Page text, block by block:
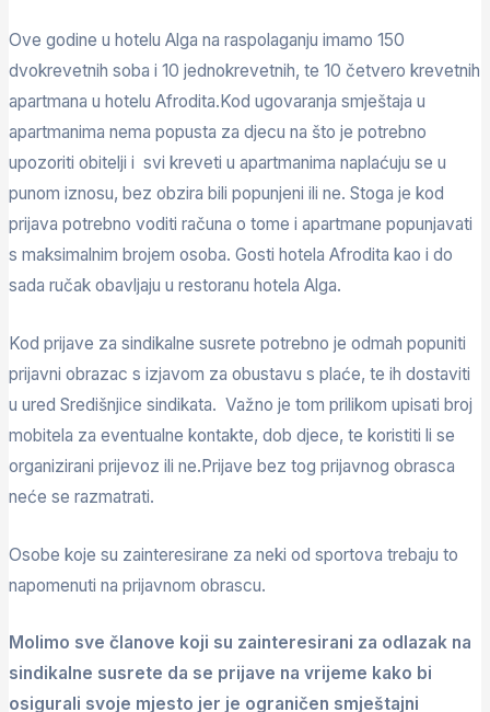
Ove godine u hotelu Alga na raspolaganju imamo 150
dvokrevetnih soba i 10 jednokrevetnih, te 10 četvero krevetnih
apartmana u hotelu Afrodita.Kod ugovaranja smještaja u
apartmanima nema popusta za djecu na što je potrebno
upozoriti obitelji i svi kreveti u apartmanima naplaćuju se u
punom iznosu, bez obzira bili popunjeni ili ne. Stoga je kod
prijava potrebno voditi računa o tome i apartmane popunjavati
s maksimalnim brojem osoba. Gosti hotela Afrodita kao i do
sada ručak obavljaju u restoranu hotela Alga.
Kod prijave za sindikalne susrete potrebno je odmah popuniti
prijavni obrazac s izjavom za obustavu s plaće, te ih dostaviti
u ured Središnjice sindikata. Važno je tom prilikom upisati broj
mobitela za eventualne kontakte, dob djece, te koristiti li se
organizirani prijevoz ili ne.Prijave bez tog prijavnog obrasca
neće se razmatrati.
Osobe koje su zainteresirane za neki od sportova trebaju to
napomenuti na prijavnom obrascu.
Molimo sve članove koji su zainteresirani za odlazak na
sindikalne susrete da se prijave na vrijeme kako bi
osigurali svoje mjesto jer je ograničen smještajni